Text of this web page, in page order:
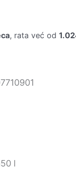
, rata već od
50 l